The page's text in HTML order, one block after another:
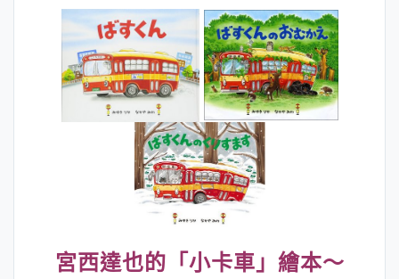
宮西達也的「小卡車」繪本～